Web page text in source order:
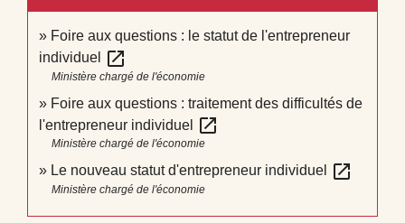
Foire aux questions : le statut de l'entrepreneur
individuel
open_in_new
Ministère chargé de l'économie
Foire aux questions : traitement des difficultés de
l'entrepreneur individuel
open_in_new
Ministère chargé de l'économie
Le nouveau statut d'entrepreneur individuel open_in_new
Ministère chargé de l'économie